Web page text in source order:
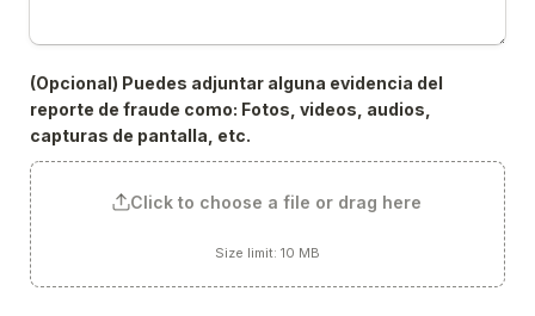
(Opcional) Puedes adjuntar alguna evidencia del
reporte de fraude como: Fotos, videos, audios,
capturas de pantalla, etc.
Click to choose a file or drag here
Size limit: 10 MB